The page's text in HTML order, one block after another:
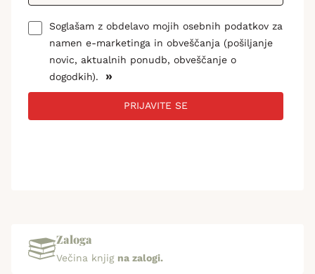
Soglašam z obdelavo mojih osebnih podatkov za
namen e-marketinga in obveščanja (pošiljanje
novic, aktualnih ponudb, obveščanje o
dogodkih).
»
PRIJAVITE SE
Zaloga
Večina knjig na zalogi.